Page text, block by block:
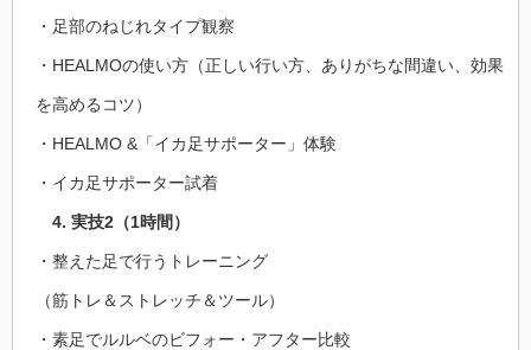
・足部のねじれタイプ観察
・HEALMOの使い方（正しい行い方、ありがちな間違い、効果
を高めるコツ）
・HEALMO &「イカ足サポーター」体験
・イカ足サポーター試着
4. 実技2（1時間）
・整えた足で行うトレーニング
（筋トレ＆ストレッチ＆ツール）
・素足でルルベのビフォー・アフター比較